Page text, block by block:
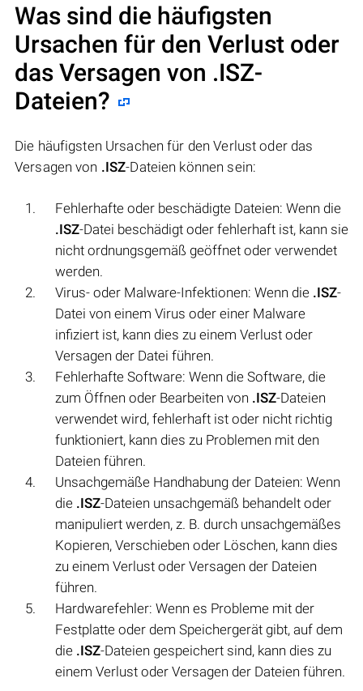
Was sind die häufigsten
Ursachen für den Verlust oder
das Versagen von .ISZ-
Dateien?
Die häufigsten Ursachen für den Verlust oder das
Versagen von .ISZ-Dateien können sein:
Fehlerhafte oder beschädigte Dateien: Wenn die
.ISZ-Datei beschädigt oder fehlerhaft ist, kann sie
nicht ordnungsgemäß geöffnet oder verwendet
werden.
Virus- oder Malware-Infektionen: Wenn die .ISZ-
Datei von einem Virus oder einer Malware
infiziert ist, kann dies zu einem Verlust oder
Versagen der Datei führen.
Fehlerhafte Software: Wenn die Software, die
zum Öffnen oder Bearbeiten von .ISZ-Dateien
verwendet wird, fehlerhaft ist oder nicht richtig
funktioniert, kann dies zu Problemen mit den
Dateien führen.
Unsachgemäße Handhabung der Dateien: Wenn
die .ISZ-Dateien unsachgemäß behandelt oder
manipuliert werden, z. B. durch unsachgemäßes
Kopieren, Verschieben oder Löschen, kann dies
zu einem Verlust oder Versagen der Dateien
führen.
Hardwarefehler: Wenn es Probleme mit der
Festplatte oder dem Speichergerät gibt, auf dem
die .ISZ-Dateien gespeichert sind, kann dies zu
einem Verlust oder Versagen der Dateien führen.